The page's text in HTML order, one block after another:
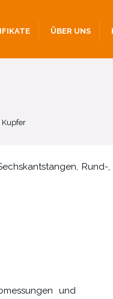
ÜBER UNS
Kupfer
Rund-
und